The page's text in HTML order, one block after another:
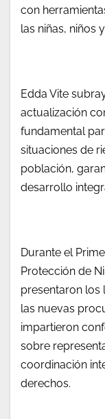
con
las niñas, niños
Edda Vite
actualización
fundamental
situaciones de
población,
desarrollo
Durante el
Protección de
presentaron los
las nuevas
impartieron
sobre
coordinación
derechos.